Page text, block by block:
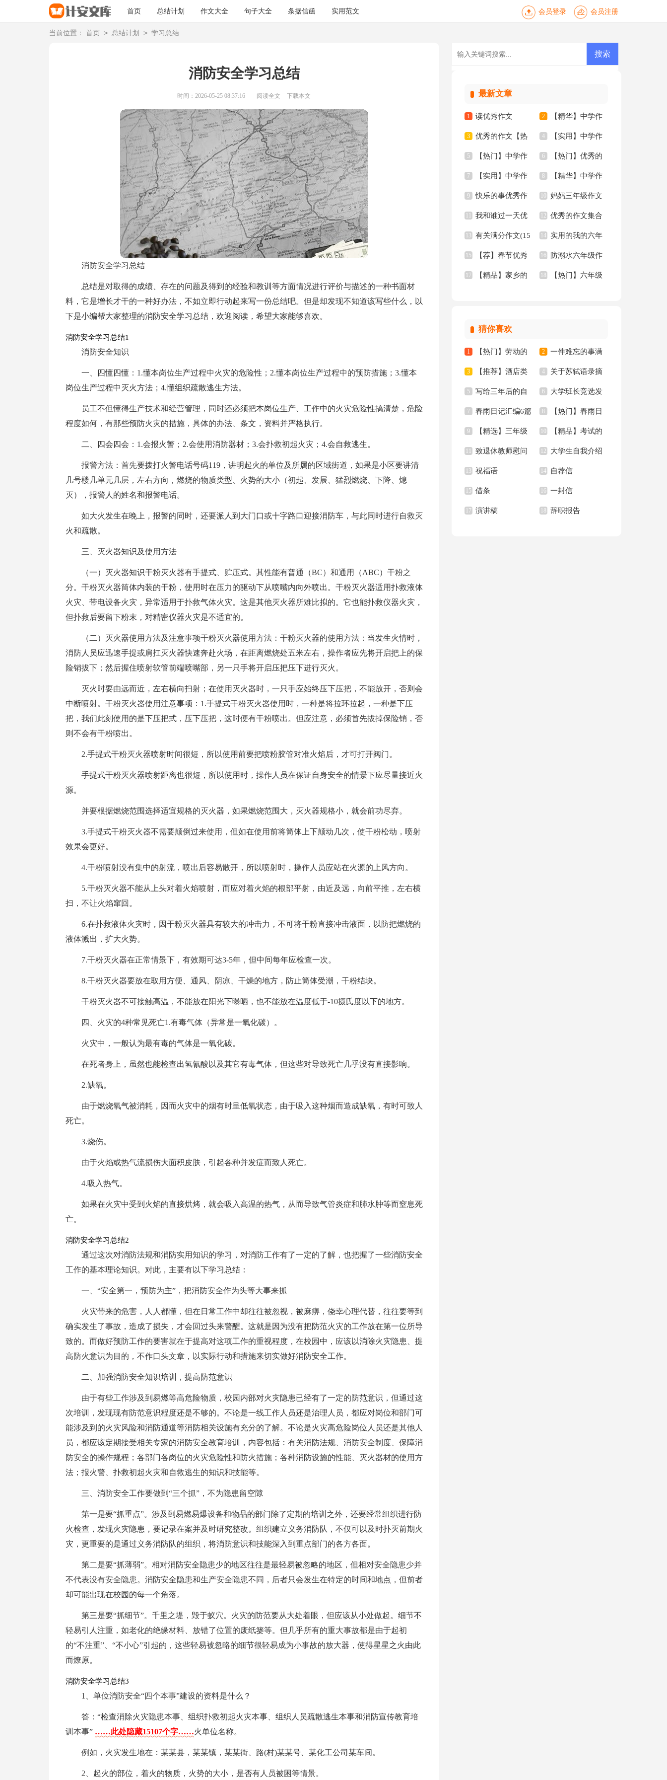
首页 总结计划 作文大全 句子大全 条据信函 实用范文 会员登录 会员注册
当前位置： 首页 > 总结计划 > 学习总结
消防安全学习总结
时间：2026-05-25 08:37:16 阅读全文 下载本文
消防安全学习总结
总结是对取得的成绩、存在的问题及得到的经验和教训等方面情况进行评价与描述的一种书面材
料，它是增长才干的一种好办法，不如立即行动起来写一份总结吧。但是却发现不知道该写些什么，以
下是小编帮大家整理的消防安全学习总结，欢迎阅读，希望大家能够喜欢。
消防安全学习总结1
消防安全知识
一、四懂四懂：1.懂本岗位生产过程中火灾的危险性；2.懂本岗位生产过程中的预防措施；3.懂本
岗位生产过程中灭火方法；4.懂组织疏散逃生方法。
员工不但懂得生产技术和经营管理，同时还必须把本岗位生产、工作中的火灾危险性搞清楚，危险
程度如何，有那些预防火灾的措施，具体的办法、条文，资料并严格执行。
二、四会四会：1.会报火警；2.会使用消防器材；3.会扑救初起火灾；4.会自救逃生。
报警方法：首先要拨打火警电话号码119，讲明起火的单位及所属的区域街道，如果是小区要讲清
几号楼几单元几层，左右方向，燃烧的物质类型、火势的大小（初起、发展、猛烈燃烧、下降、熄
灭），报警人的姓名和报警电话。
如大火发生在晚上，报警的同时，还要派人到大门口或十字路口迎接消防车，与此同时进行自救灭
火和疏散。
三、灭火器知识及使用方法
（一）灭火器知识干粉灭火器有手提式、贮压式。其性能有普通（BC）和通用（ABC）干粉之
分。干粉灭火器筒体内装的干粉，使用时在压力的驱动下从喷嘴内向外喷出。干粉灭火器适用扑救液体
火灾、带电设备火灾，异常适用于扑救气体火灾。这是其他灭火器所难比拟的。它也能扑救仪器火灾，
但扑救后要留下粉末，对精密仪器火灾是不适宜的。
（二）灭火器使用方法及注意事项干粉灭火器使用方法：干粉灭火器的使用方法：当发生火情时，
消防人员应迅速手提或肩扛灭火器快速奔赴火场，在距离燃烧处五米左右，操作者应先将开启把上的保
险销拔下；然后握住喷射软管前端喷嘴部，另一只手将开启压把压下进行灭火。
灭火时要由远而近，左右横向扫射；在使用灭火器时，一只手应始终压下压把，不能放开，否则会
中断喷射。干粉灭火器使用注意事项：1.手提式干粉灭火器使用时，一种是将拉环拉起，一种是下压
把，我们此刻使用的是下压把式，压下压把，这时便有干粉喷出。但应注意，必须首先拔掉保险销，否
则不会有干粉喷出。
2.手提式干粉灭火器喷射时间很短，所以使用前要把喷粉胶管对准火焰后，才可打开阀门。
手提式干粉灭火器喷射距离也很短，所以使用时，操作人员在保证自身安全的情景下应尽量接近火
源。
并要根据燃烧范围选择适宜规格的灭火器，如果燃烧范围大，灭火器规格小，就会前功尽弃。
3.手提式干粉灭火器不需要颠倒过来使用，但如在使用前将筒体上下颠动几次，使干粉松动，喷射
效果会更好。
4.干粉喷射没有集中的射流，喷出后容易散开，所以喷射时，操作人员应站在火源的上风方向。
5.干粉灭火器不能从上头对着火焰喷射，而应对着火焰的根部平射，由近及远，向前平推，左右横
扫，不让火焰窜回。
6.在扑救液体火灾时，因干粉灭火器具有较大的冲击力，不可将干粉直接冲击液面，以防把燃烧的
液体溅出，扩大火势。
7.干粉灭火器在正常情景下，有效期可达3-5年，但中间每年应检查一次。
8.干粉灭火器要放在取用方便、通风、阴凉、干燥的地方，防止筒体受潮，干粉结块。
干粉灭火器不可接触高温，不能放在阳光下曝晒，也不能放在温度低于-10摄氏度以下的地方。
四、火灾的4种常见死亡1.有毒气体（异常是一氧化碳）。
火灾中，一般认为最有毒的气体是一氧化碳。
在死者身上，虽然也能检查出氢氰酸以及其它有毒气体，但这些对导致死亡几乎没有直接影响。
2.缺氧。
由于燃烧氧气被消耗，因而火灾中的烟有时呈低氧状态，由于吸入这种烟而造成缺氧，有时可致人
死亡。
3.烧伤。
由于火焰或热气流损伤大面积皮肤，引起各种并发症而致人死亡。
4.吸入热气。
如果在火灾中受到火焰的直接烘烤，就会吸入高温的热气，从而导致气管炎症和肺水肿等而窒息死
亡。
消防安全学习总结2
通过这次对消防法规和消防实用知识的学习，对消防工作有了一定的了解，也把握了一些消防安全
工作的基本理论知识。对此，主要有以下学习总结：
一、“安全第一，预防为主”，把消防安全作为头等大事来抓
火灾带来的危害，人人都懂，但在日常工作中却往往被忽视，被麻痹，侥幸心理代替，往往要等到
确实发生了事故，造成了损失，才会回过头来警醒。这就是因为没有把防范火灾的工作放在第一位所导
致的。而做好预防工作的要害就在于提高对这项工作的重视程度，在校园中，应该以消除火灾隐患、提
高防火意识为目的，不作口头文章，以实际行动和措施来切实做好消防安全工作。
二、加强消防安全知识培训，提高防范意识
由于有些工作涉及到易燃等高危险物质，校园内部对火灾隐患已经有了一定的防范意识，但通过这
次培训，发现现有防范意识程度还是不够的。不论是一线工作人员还是治理人员，都应对岗位和部门可
能涉及到的火灾风险和消防通道等消防相关设施有充分的了解。不论是火灾高危险岗位人员还是其他人
员，都应该定期接受相关专家的消防安全教育培训，内容包括：有关消防法规、消防安全制度、保障消
防安全的操作规程；各部门各岗位的火灾危险性和防火措施；各种消防设施的性能、灭火器材的使用方
法；报火警、扑救初起火灾和自救逃生的知识和技能等。
三、消防安全工作要做到“三个抓”，不为隐患留空隙
第一是要“抓重点”。涉及到易燃易爆设备和物品的部门除了定期的培训之外，还要经常组织进行防
火检查，发现火灾隐患，要记录在案并及时研究整改。组织建立义务消防队，不仅可以及时扑灭前期火
灾，更重要的是通过义务消防队的组织，将消防意识和技能深入到重点部门的各方各面。
第二是要“抓薄弱”。相对消防安全隐患少的地区往往是最轻易被忽略的地区，但相对安全隐患少并
不代表没有安全隐患。消防安全隐患和生产安全隐患不同，后者只会发生在特定的时间和地点，但前者
却可能出现在校园的每一个角落。
第三是要“抓细节”。千里之堤，毁于蚁穴。火灾的防范要从大处着眼，但应该从小处做起。细节不
轻易引人注重，如老化的绝缘材料、放错了位置的废纸篓等。但几乎所有的重大事故都是由于起初
的“不注重”、“不小心”引起的，这些轻易被忽略的细节很轻易成为小事故的放大器，使得星星之火由此
而燎原。
消防安全学习总结3
1、单位消防安全“四个本事”建设的资料是什么？
答：“检查消除火灾隐患本事、组织扑救初起火灾本事、组织人员疏散逃生本事和消防宣传教育培
训本事” ……此处隐藏15107个字……火单位名称。
例如，火灾发生地在：某某县，某某镇，某某街、路(村)某某号、某化工公司某车间。
2、起火的部位，着火的物质，火势的大小，是否有人员被困等情景。
最新文章
1 读优秀作文 2 【精华】中学作
文四篇
3 优秀的作文【热
门】
4 【实用】中学作
文3篇
5 【热门】中学作
文锦集六篇
6 【热门】优秀的
作文
7 【实用】中学作
文300字五篇
8 【精华】中学作
文5篇
9 快乐的事优秀作
文
10 妈妈三年级作文
300字汇总九篇
11 我和谁过一天优
秀作文
12 优秀的作文集合
15篇
13 有关满分作文(15
篇)
14 实用的我的六年
级小学作文10篇
15 【荐】春节优秀
作文
16 防溺水六年级作
文
17 【精品】家乡的 18 【热门】六年级
猜你喜欢
1 【热门】劳动的
日记三篇
2 一件难忘的事满
分作文汇总五篇
3 【推荐】酒店类
实习报告模板汇总十
篇
4 关于苏轼语录摘
抄（精选40句）
5 写给三年后的自
己的一封信
6 大学班长竞选发
言稿
7 春雨日记汇编6篇 8 【热门】春雨日
记四篇
9 【精选】三年级
满分作文锦集五篇
10 【精品】考试的
作文合集六篇
11 致退休教师慰问
信15篇
12 大学生自我介绍
演讲稿
13 祝福语 14 自荐信
15 借条 16 一封信
17 演讲稿 18 辞职报告